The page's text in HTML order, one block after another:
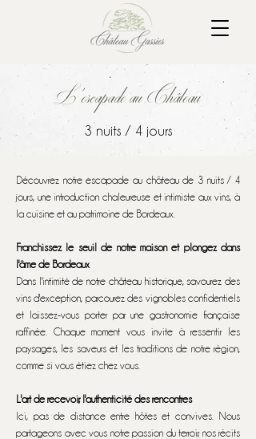
L'escapade au Château
3 nuits / 4 jours
Découvrez notre escapade au château de 3 nuits / 4
jours, une introduction chaleureuse et intimiste aux vins, à
la cuisine et au patrimoine de Bordeaux.
Franchissez le seuil de notre maison et plongez dans
l'âme de Bordeaux
Dans l'intimité de notre château historique, savourez des
vins d'exception, parcourez des vignobles confidentiels
et laissez-vous porter par une gastronomie française
raffinée. Chaque moment vous invite à ressentir les
paysages, les saveurs et les traditions de notre région,
comme si vous étiez chez vous.
L'art de recevoir, l'authenticité des rencontres
Ici, pas de distance entre hôtes et convives. Nous
partageons avec vous notre passion du terroir, nos récits